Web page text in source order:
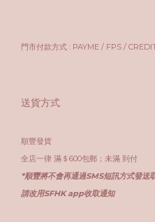
門市付款方式 : PAYME / FPS /
送貨方式
順豐發貨
全店一律 滿＄600包郵；未滿 到付
*順豐將不會再通過SMS短訊方式發送
請改用SFHK app收取通知